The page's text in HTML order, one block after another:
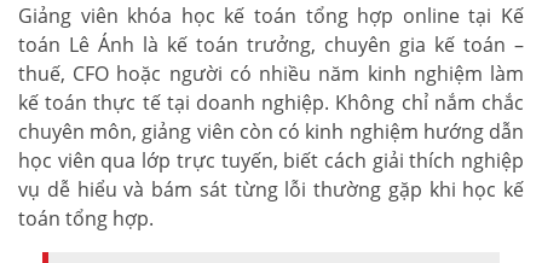
Giảng viên khóa học kế toán tổng hợp online tại Kế
toán Lê Ánh là kế toán trưởng, chuyên gia kế toán –
thuế, CFO hoặc người có nhiều năm kinh nghiệm làm
kế toán thực tế tại doanh nghiệp. Không chỉ nắm chắc
chuyên môn, giảng viên còn có kinh nghiệm hướng dẫn
học viên qua lớp trực tuyến, biết cách giải thích nghiệp
vụ dễ hiểu và bám sát từng lỗi thường gặp khi học kế
toán tổng hợp.